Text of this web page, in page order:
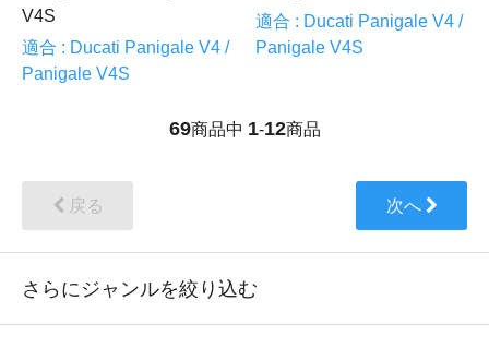
V4S
適合 : Ducati Panigale V4 /
Panigale V4S
適合 : Ducati Panigale V4 /
Panigale V4S
69商品中 1-12商品
戻る 次へ
さらにジャンルを絞り込む